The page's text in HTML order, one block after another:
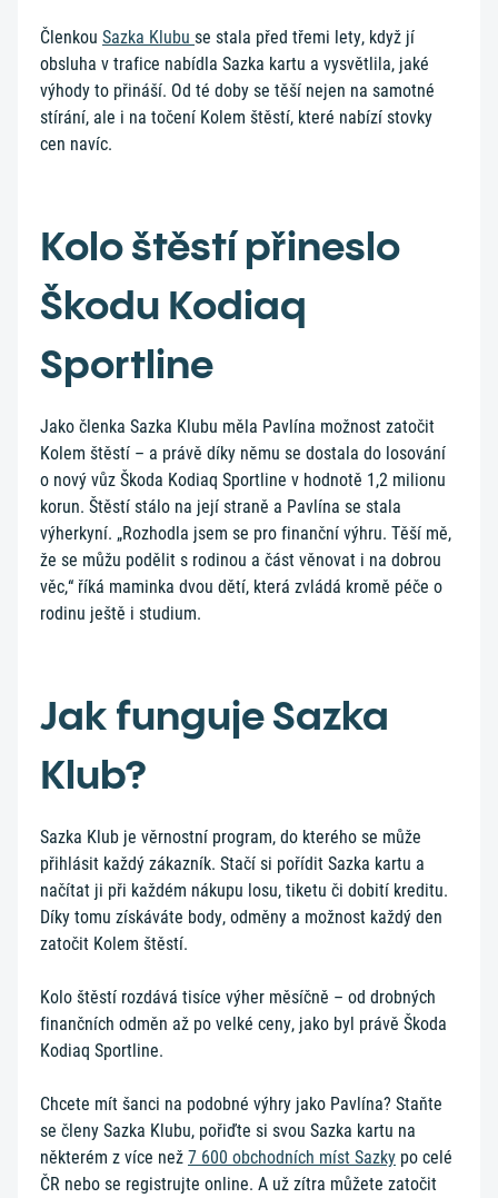
Členkou Sazka Klubu se stala před třemi lety, když jí
obsluha v trafice nabídla Sazka kartu a vysvětlila, jaké
výhody to přináší. Od té doby se těší nejen na samotné
stírání, ale i na točení Kolem štěstí, které nabízí stovky
cen navíc.
Kolo štěstí přineslo
Škodu Kodiaq
Sportline
Jako členka Sazka Klubu měla Pavlína možnost zatočit
Kolem štěstí – a právě díky němu se dostala do losování
o nový vůz Škoda Kodiaq Sportline v hodnotě 1,2 milionu
korun. Štěstí stálo na její straně a Pavlína se stala
výherkyní. „Rozhodla jsem se pro finanční výhru. Těší mě,
že se můžu podělit s rodinou a část věnovat i na dobrou
věc,“ říká maminka dvou dětí, která zvládá kromě péče o
rodinu ještě i studium.
Jak funguje Sazka
Klub?
Sazka Klub je věrnostní program, do kterého se může
přihlásit každý zákazník. Stačí si pořídit Sazka kartu a
načítat ji při každém nákupu losu, tiketu či dobití kreditu.
Díky tomu získáváte body, odměny a možnost každý den
zatočit Kolem štěstí.
Kolo štěstí rozdává tisíce výher měsíčně – od drobných
finančních odměn až po velké ceny, jako byl právě Škoda
Kodiaq Sportline.
Chcete mít šanci na podobné výhry jako Pavlína? Staňte
se členy Sazka Klubu, pořiďte si svou Sazka kartu na
některém z více než 7 600 obchodních míst Sazky po celé
ČR nebo se registrujte online. A už zítra můžete zatočit